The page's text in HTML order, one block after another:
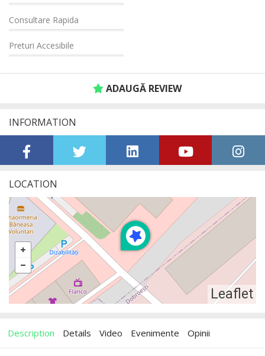
Consultare Rapida
Preturi Accesibile
ADAUGĂ REVIEW
INFORMATION
LOCATION
Leaflet
Description Details Video Evenimente Opinii